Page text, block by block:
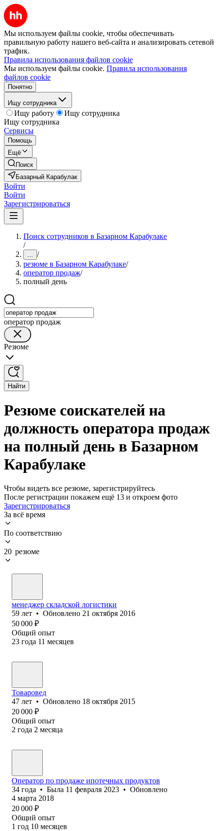
Мы используем файлы cookie, чтобы обеспечивать
правильную работу нашего веб-сайта и анализировать сетевой
трафик.
Правила использования файлов cookie
Мы используем файлы cookie. Правила использования
файлов cookie
Понятно
Ищу сотрудника
Ищу работу
Ищу сотрудника
Ищу сотрудника
Сервисы
Помощь
Ещё
Поиск
Базарный Карабулак
Войти
Войти
Зарегистрироваться
Поиск сотрудников в Базарном Карабулаке
/
... /
резюме в Базарном Карабулаке/
оператор продаж/
полный день
оператор продаж
Резюме
Найти
Резюме соискателей на
должность оператора продаж
на полный день в Базарном
Карабулаке
Чтобы видеть все резюме, зарегистрируйтесь
После регистрации покажем ещё 13 и откроем фото
Зарегистрироваться
За всё время
По соответствию
20 резюме
менеджер складской логистики
59 лет • Обновлено 21 октября 2016
50 000 ₽
Общий опыт
23 года 11 месяцев
Товаровед
47 лет • Обновлено 18 октября 2015
20 000 ₽
Общий опыт
2 года 2 месяца
Оператор по продаже ипотечных продуктов
34 года • Была 11 февраля 2023 • Обновлено
4 марта 2018
20 000 ₽
Общий опыт
1 год 10 месяцев